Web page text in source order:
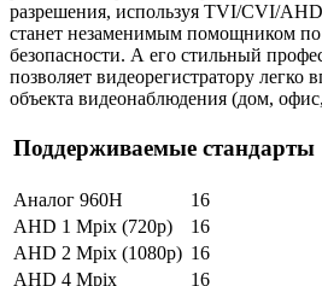
разрешения, используя TVI/CVI/
станет незаменимым помощником
безопасности. А его стильный
позволяет видеорегистратору легко
объекта видеонаблюдения (дом,
Поддерживаемые стандарты
Аналог 960H
16
AHD 1 Mpix (720p)
16
AHD 2 Mpix (1080p) 16
AHD 4 Mpix
16